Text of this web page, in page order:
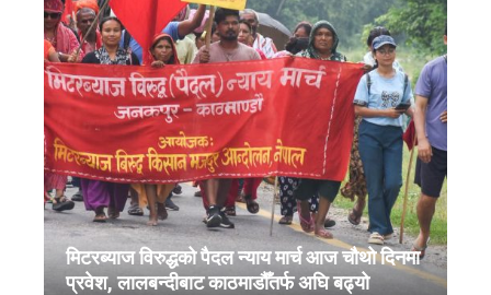
मिटरब्याज विरुद्धको पैदल न्याय मार्च आज चौथो दिनमा
प्रवेश, लालबन्दीबाट काठमाडौँतर्फ अघि बढ्यो